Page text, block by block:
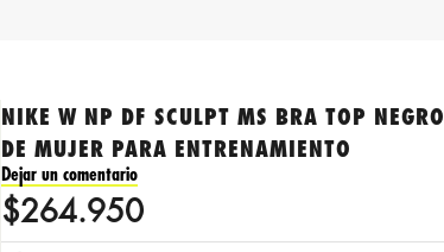
NIKE W NP DF SCULPT MS BRA TOP NEGRO
DE MUJER PARA ENTRENAMIENTO
Dejar un comentario
$264.950